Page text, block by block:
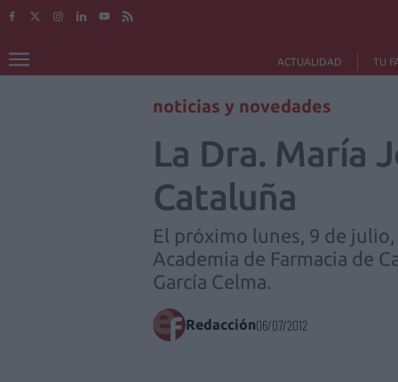
ACTUALIDAD TU
noticias y novedades
La Dra. María
Cataluña
El próximo lunes, 9 de
Academia de Farmacia de
García Celma.
Redacción06/07/2012